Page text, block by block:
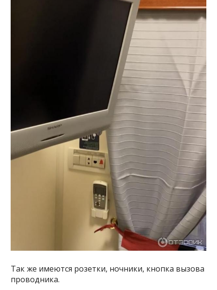
Так же имеются розетки, ночники, кнопка вызова
проводника.